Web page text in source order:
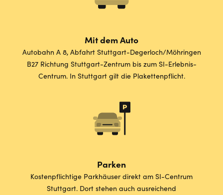
Mit dem Auto
Autobahn A 8, Abfahrt Stuttgart-Degerloch/Möhringen
B27 Richtung Stuttgart-Zentrum bis zum SI-Erlebnis-
Centrum. In Stuttgart gilt die Plakettenpflicht.
Parken
Kostenpflichtige Parkhäuser direkt am SI-Centrum
Stuttgart. Dort stehen auch ausreichend